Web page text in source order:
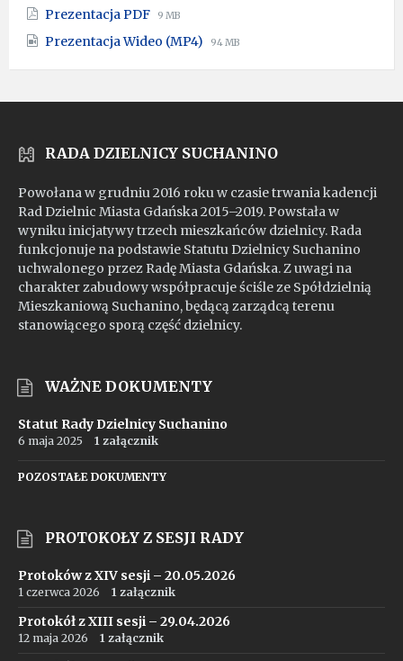
Prezentacja PDF File
pdf
File
9 MB
Prezentacja Wideo (MP4) File
mp4
File
94 MB
RADA DZIELNICY SUCHANINO
Powołana w grudniu 2016 roku w czasie trwania kadencji
Rad Dzielnic Miasta Gdańska 2015–2019. Powstała w
wyniku inicjatywy trzech mieszkańców dzielnicy. Rada
funkcjonuje na podstawie Statutu Dzielnicy Suchanino
uchwalonego przez Radę Miasta Gdańska. Z uwagi na
charakter zabudowy współpracuje ściśle ze Spółdzielnią
Mieszkaniową Suchanino, będącą zarządcą terenu
stanowiącego sporą część dzielnicy.
WAŻNE DOKUMENTY
Statut Rady Dzielnicy Suchanino
6 maja 2025 1 załącznik
POZOSTAŁE DOKUMENTY
PROTOKOŁY Z SESJI RADY
Protoków z XIV sesji – 20.05.2026
1 czerwca 2026 1 załącznik
Protokół z XIII sesji – 29.04.2026
12 maja 2026 1 załącznik